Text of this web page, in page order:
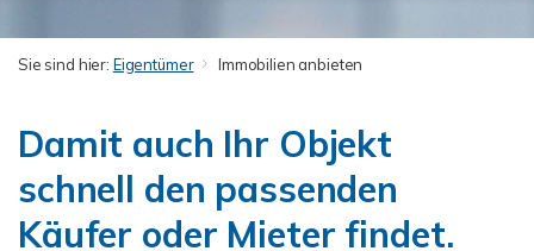
Sie sind hier: Eigentümer Immobilien anbieten
Damit auch Ihr Objekt
schnell den passenden
Käufer oder Mieter findet.